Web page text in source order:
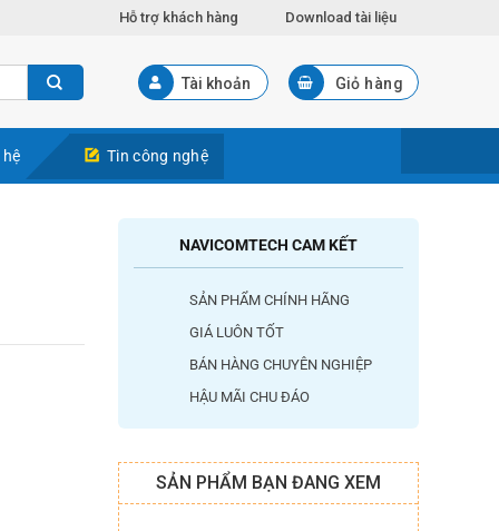
Hỗ trợ khách hàng Download tài liệu
Tài khoản Giỏ hàng
Tin công nghệ
NAVICOMTECH CAM KẾT
SẢN PHẨM CHÍNH HÃNG
GIÁ LUÔN TỐT
BÁN HÀNG CHUYÊN NGHIỆP
HẬU MÃI CHU ĐÁO
SẢN PHẨM BẠN ĐANG XEM